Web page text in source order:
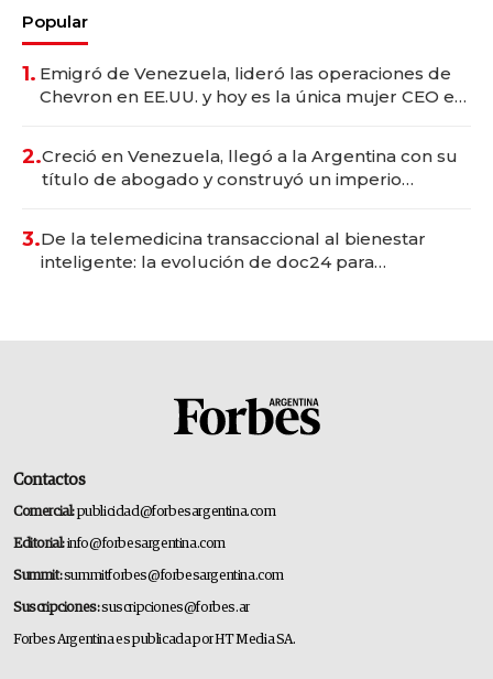
Popular
1. Emigró de Venezuela, lideró las operaciones de
Chevron en EE.UU. y hoy es la única mujer CEO en
2.Creció en Venezuela, llegó a la Argentina con su
título de abogado y construyó un imperio
3.De la telemedicina transaccional al bienestar
inteligente: la evolución de doc24 para
Contactos
Comercial:publicidad@forbesargentina.com
Editorial:info@forbesargentina.com
Summit:summitforbes@forbesargentina.com
Suscripciones:suscripciones@forbes.ar
Forbes Argentina es publicada por HT Media SA.